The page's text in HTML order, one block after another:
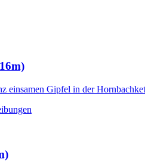
einsamen Gipfel in der